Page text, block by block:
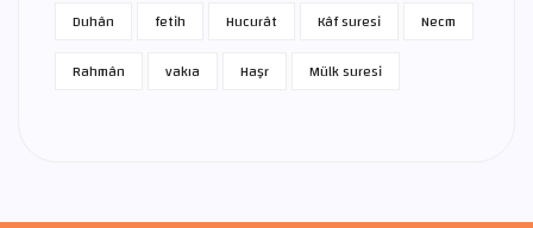
Duhân
fetih Hucurât Kâf suresi
Necm
Rahmân
vakıa Haşr Mülk suresi